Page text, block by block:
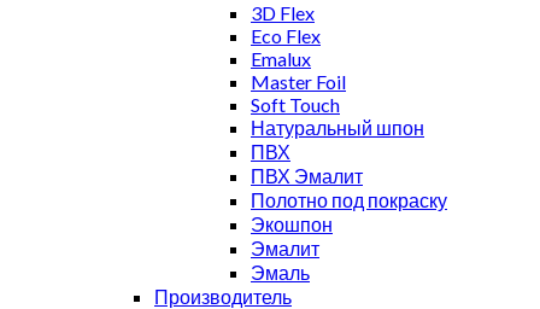
3D Flex
Eco Flex
Emalux
Master Foil
Soft Touch
Натуральный шпон
ПВХ
ПВХ Эмалит
Полотно под покраску
Экошпон
Эмалит
Эмаль
Производитель